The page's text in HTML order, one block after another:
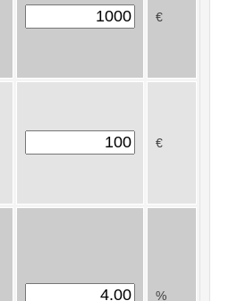
€
€
%